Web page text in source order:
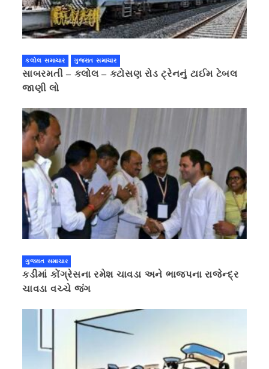
કલોલ સમાચાર ગુજરાત સમાચાર
સાબરમતી – કલોલ – કટોસણ રોડ ટ્રેનનું ટાઈમ ટેબલ
જાણી લો
ગુજરાત સમાચાર
કડીમાં કોંગ્રેસના રમેશ ચાવડા અને ભાજપના રાજેન્દ્ર
ચાવડા વચ્ચે જંગ